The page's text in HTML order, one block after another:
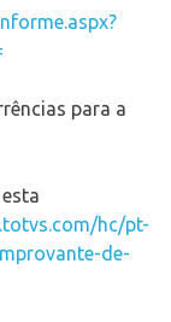
para a
hc/pt-
de-